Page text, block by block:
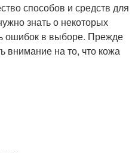
способов и средств для
знать о некоторых
ошибок в выборе. Прежде
внимание на то, что кожа